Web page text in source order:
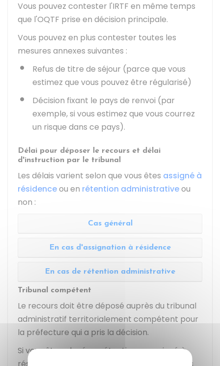
Vous pouvez contester l'IRTF en même temps
que l'OQTF prise en décision principale.
Vous pouvez en plus contester toutes les
mesures annexes suivantes :
Refus de titre de séjour (parce que vous
estimez que vous pouvez être régularisé)
Décision fixant le pays de renvoi (par
exemple, si vous estimez que vous courrez
un risque dans ce pays).
Délai pour déposer le recours et délai
d'instruction par le tribunal
Les délais varient selon que vous êtes assigné à
résidenceou en rétention administrativeou
non :
Cas général
En cas d'assignation à résidence
En cas de rétention administrative
Tribunal compétent
Le recours doit être déposé auprès du tribunal
administratif territorialement compétent pour
la préfecture qui a pris la décision.
Si vous êtes placé en rétention ou assigné à